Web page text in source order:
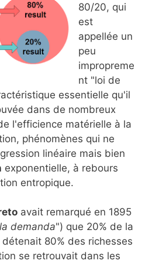
80/20, qui
est
appellée un
peu
impropreme
nt "loi de
essentielle qu'il
dans de nombreux
l'efficience matérielle à la
phénomènes qui ne
linéaire mais bien
exponentielle, à rebours
entropique.
avait remarqué en 1895
demanda") que 20% de la
80% des richesses
se retrouvait dans les